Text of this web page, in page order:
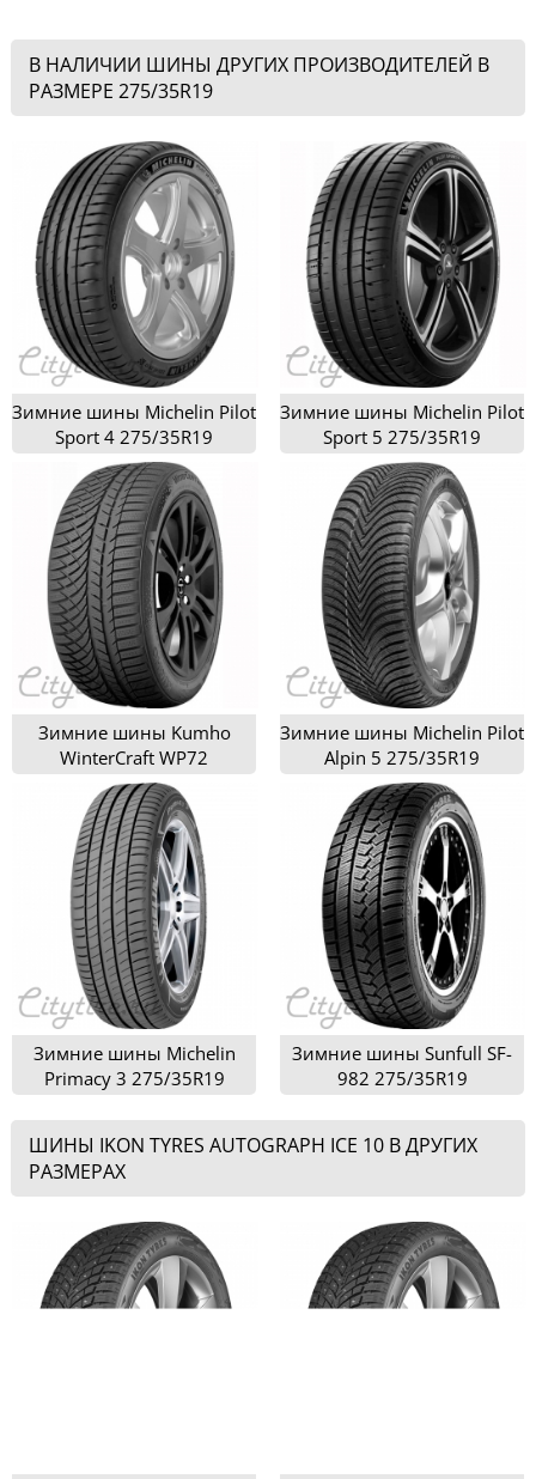
В НАЛИЧИИ ШИНЫ ДРУГИХ ПРОИЗВОДИТЕЛЕЙ В
РАЗМЕРЕ 275/35R19
Зимние шины Michelin Pilot
Sport 4 275/35R19
Зимние шины Michelin Pilot
Sport 5 275/35R19
Зимние шины Kumho
WinterCraft WP72
275/35R19
Зимние шины Michelin Pilot
Alpin 5 275/35R19
Зимние шины Michelin
Primacy 3 275/35R19
Зимние шины Sunfull SF-
982 275/35R19
ШИНЫ IKON TYRES AUTOGRAPH ICE 10 В ДРУГИХ
РАЗМЕРАХ